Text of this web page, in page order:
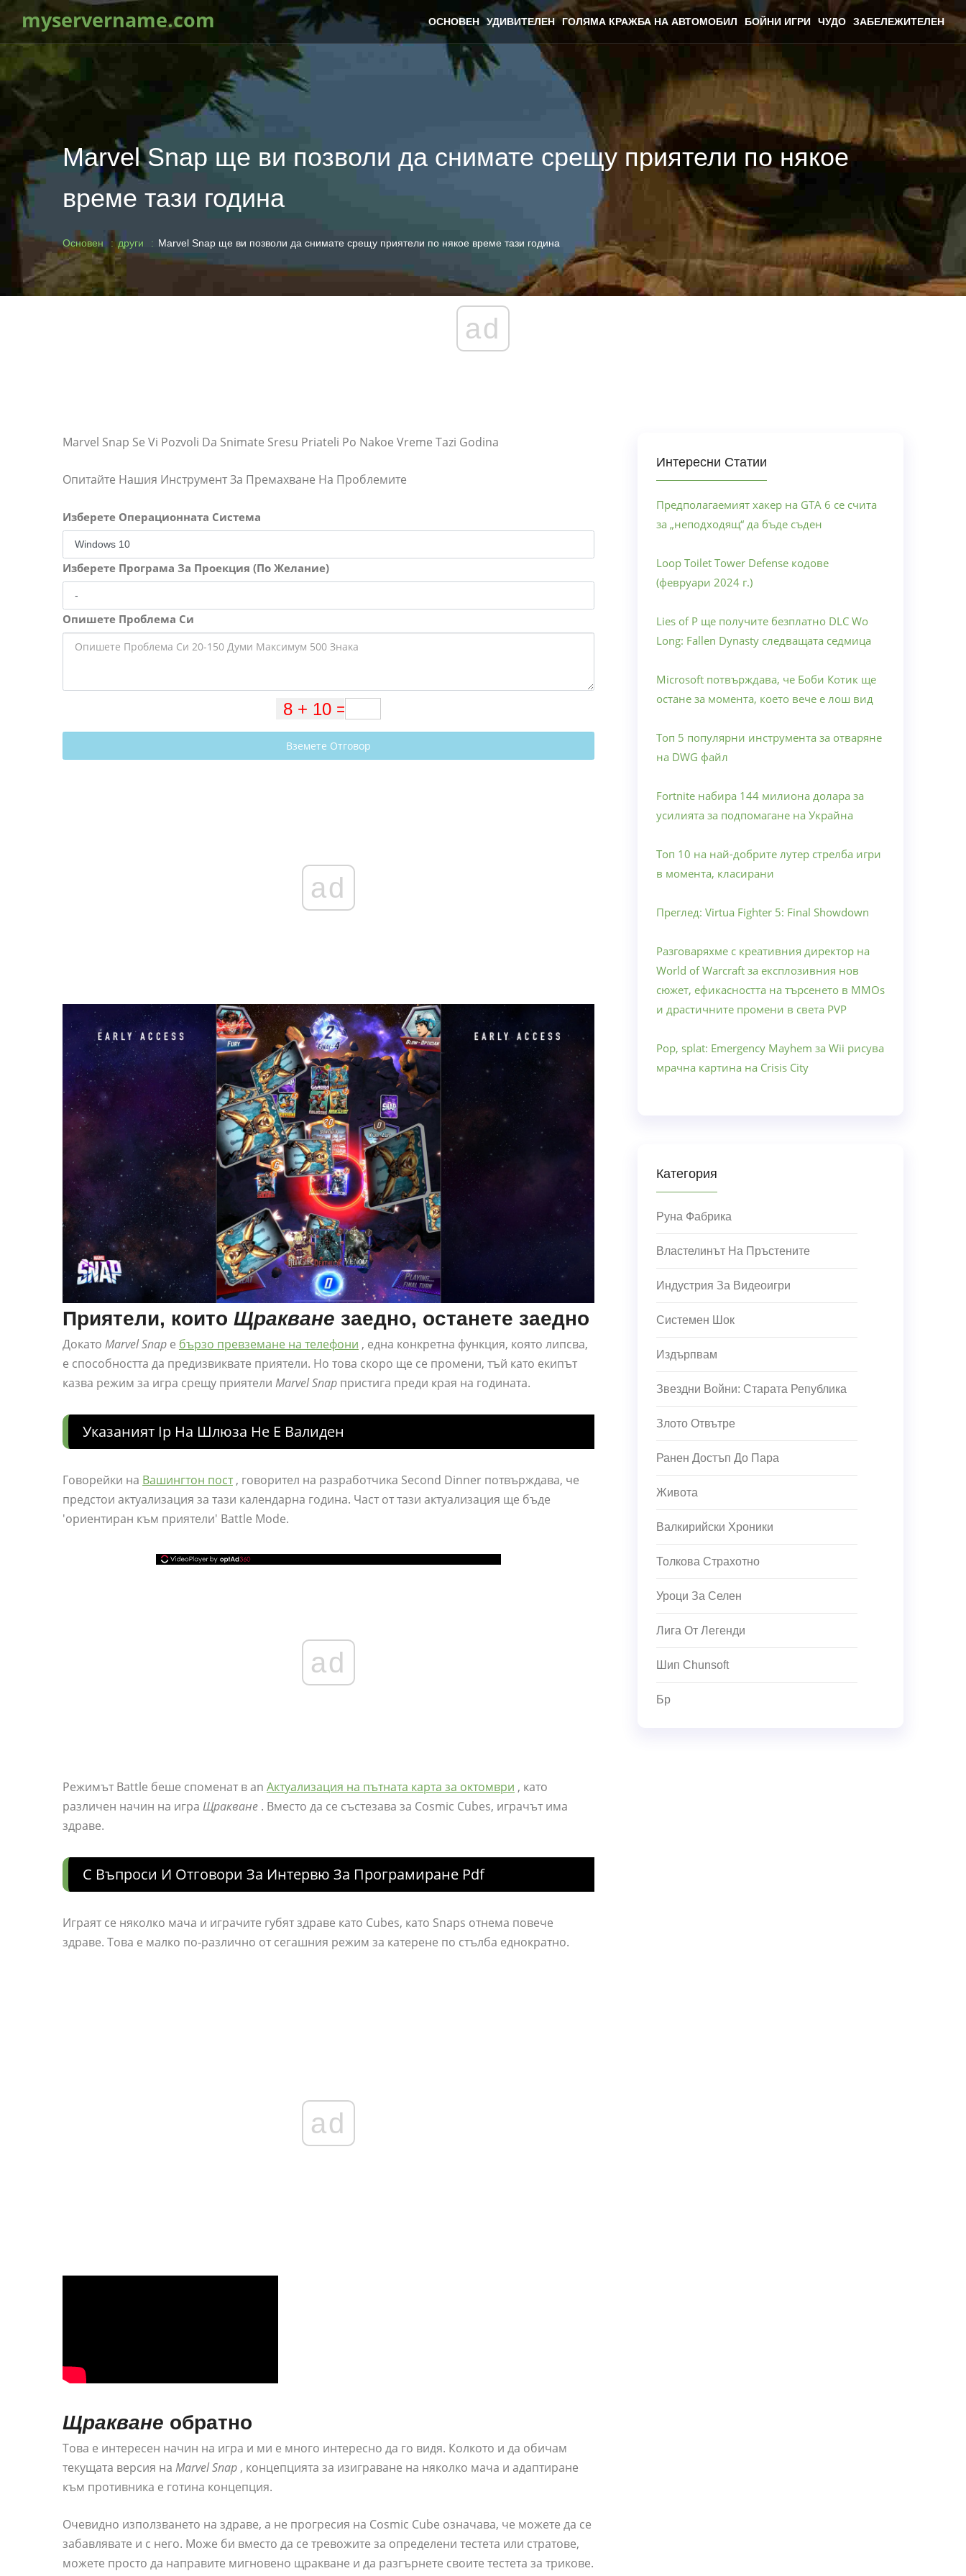
myservername.com ОСНОВЕН УДИВИТЕЛЕН ГОЛЯМА КРАЖБА НА АВТОМОБИЛ БОЙНИ ИГРИ ЧУДО ЗАБЕЛЕЖИТЕЛЕН
Marvel Snap ще ви позволи да снимате срещу приятели по някое
време тази година
Основен други Marvel Snap ще ви позволи да снимате срещу приятели по някое време тази година
ad
Marvel Snap Se Vi Pozvoli Da Snimate Sresu Priateli Po Nakoe Vreme Tazi Godina
Опитайте Нашия Инструмент За Премахване На Проблемите
Изберете Операционната Система
Изберете Програма За Проекция (По Желание)
Опишете Проблема Си
Вземете Отговор
ad
Приятели, които Щракване заедно, останете заедно
Докато Marvel Snap е бързо превземане на телефони , една конкретна функция, която липсва,
е способността да предизвиквате приятели. Но това скоро ще се промени, тъй като екипът
казва режим за игра срещу приятели Marvel Snap пристига преди края на годината.
Указаният Ip На Шлюза Не Е Валиден
Говорейки на Вашингтон пост, говорител на разработчика Second Dinner потвърждава, че
предстои актуализация за тази календарна година. Част от тази актуализация ще бъде
'ориентиран към приятели' Battle Mode.
ad
Режимът Battle беше споменат в an Актуализация на пътната карта за октомври , като
различен начин на игра Щракване . Вместо да се състезава за Cosmic Cubes, играчът има
здраве.
C Въпроси И Отговори За Интервю За Програмиране Pdf
Играят се няколко мача и играчите губят здраве като Cubes, като Snaps отнема повече
здраве. Това е малко по-различно от сегашния режим за катерене по стълба еднократно.
ad
Щракване обратно
Това е интересен начин на игра и ми е много интересно да го видя. Колкото и да обичам
текущата версия на Marvel Snap , концепцията за изиграване на няколко мача и адаптиране
към противника е готина концепция.
Очевидно използването на здраве, а не прогресия на Cosmic Cube означава, че можете да се
забавлявате и с него. Може би вместо да се тревожите за определени тестета или стратове,
можете просто да направите мигновено щракване и да разгърнете своите тестета за трикове.
Интересни Статии
Предполагаемият хакер на GTA 6 се счита
за „неподходящ“ да бъде съден
Loop Toilet Tower Defense кодове
(февруари 2024 г.)
Lies of P ще получите безплатно DLC Wo
Long: Fallen Dynasty следващата седмица
Microsoft потвърждава, че Боби Котик ще
остане за момента, което вече е лош вид
Топ 5 популярни инструмента за отваряне
на DWG файл
Fortnite набира 144 милиона долара за
усилията за подпомагане на Украйна
Топ 10 на най-добрите лутер стрелба игри
в момента, класирани
Преглед: Virtua Fighter 5: Final Showdown
Разговаряхме с креативния директор на
World of Warcraft за експлозивния нов
сюжет, ефикасността на търсенето в MMOs
и драстичните промени в света PVP
Pop, splat: Emergency Mayhem за Wii рисува
мрачна картина на Crisis City
Категория
Руна Фабрика
Властелинът На Пръстените
Индустрия За Видеоигри
Системен Шок
Издърпвам
Звездни Войни: Старата Република
Злото Отвътре
Ранен Достъп До Пара
Живота
Валкирийски Хроники
Толкова Страхотно
Уроци За Селен
Лига От Легенди
Шип Chunsoft
Бр